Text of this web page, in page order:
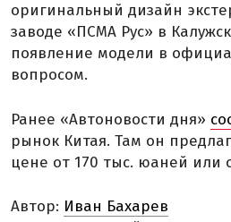
оригинальный дизайн
заводе «ПСМА Рус» в
появление модели в
вопросом.
Ранее «Автоновости дня»
рынок Китая. Там он
цене от 170 тыс. юаней или
Автор: Иван Бахарев